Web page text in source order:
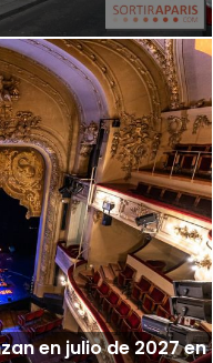
en julio de 2027 en